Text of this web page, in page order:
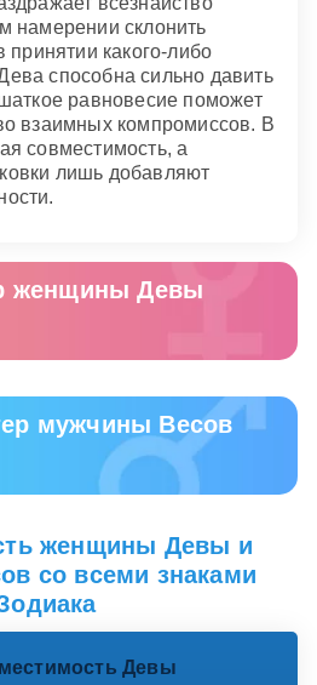
намерении склонить
принятии какого-либо
способна сильно давить
равновесие поможет
взаимных компромиссов. В
совместимость, а
лишь добавляют
женщины Девы
мужчины Весов
женщины Девы и
со всеми знаками
Девы